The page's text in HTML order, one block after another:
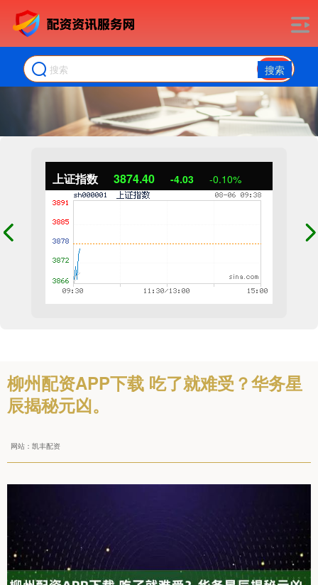
搜索
上证指数 3874.40 -4.03 -0.10%
柳州配资APP下载 吃了就难受？华务星
辰揭秘元凶。
网站：凯丰配资